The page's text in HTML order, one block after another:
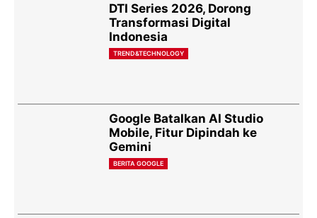
DTI Series 2026, Dorong
Transformasi Digital
Indonesia
TREND&TECHNOLOGY
Google Batalkan AI Studio
Mobile, Fitur Dipindah ke
Gemini
BERITA GOOGLE